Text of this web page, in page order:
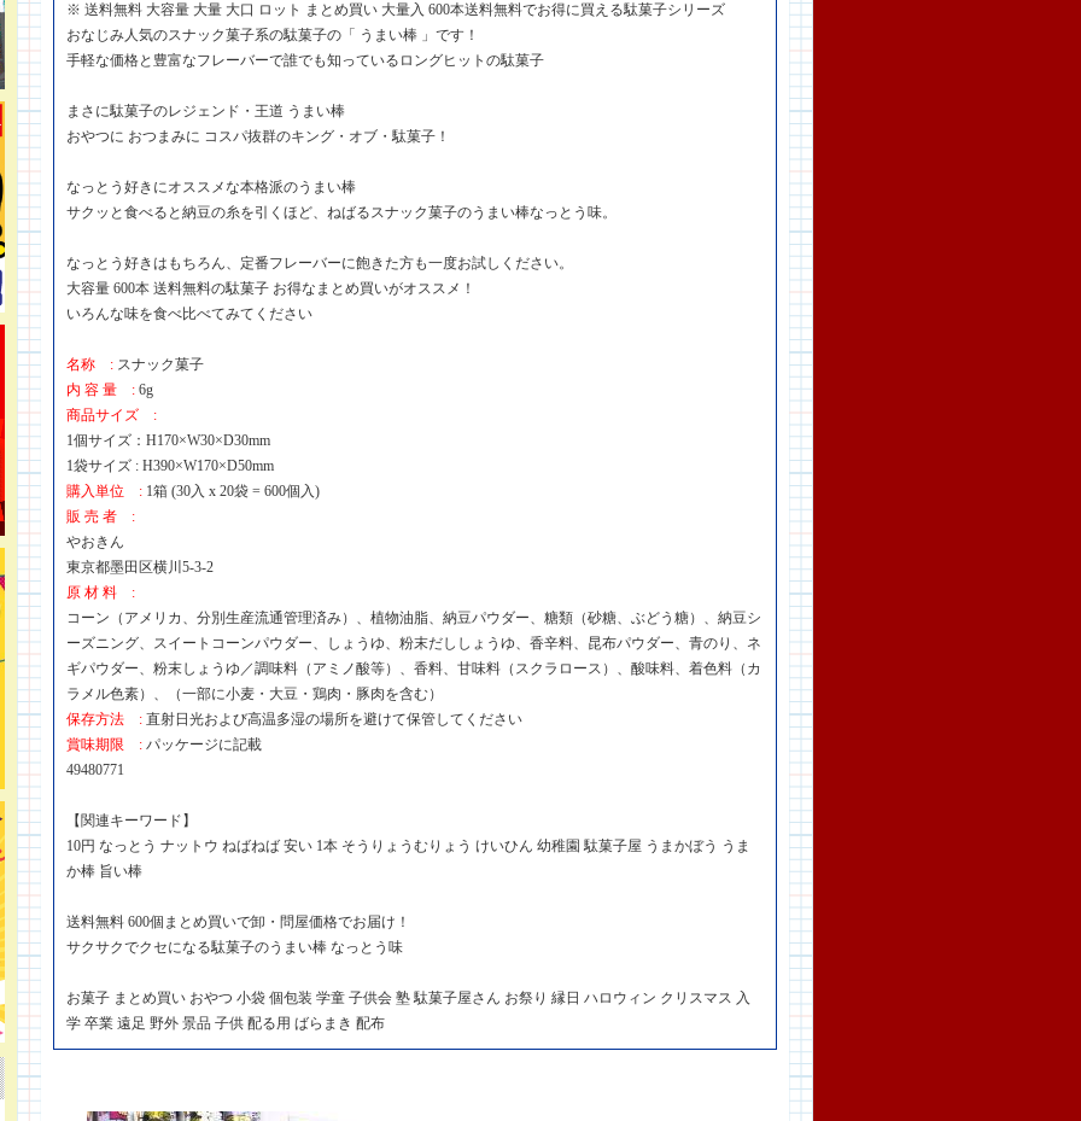
※ 送料無料 大容量 大量 大口 ロット まとめ買い 大量入 600本送料無料でお得に買える駄菓子シリーズ
おなじみ人気のスナック菓子系の駄菓子の「 うまい棒 」です！
手軽な価格と豊富なフレーバーで誰でも知っているロングヒットの駄菓子
まさに駄菓子のレジェンド・王道 うまい棒
おやつに おつまみに コスパ抜群のキング・オブ・駄菓子！
なっとう好きにオススメな本格派のうまい棒
サクッと食べると納豆の糸を引くほど、ねばるスナック菓子のうまい棒なっとう味。
なっとう好きはもちろん、定番フレーバーに飽きた方も一度お試しください。
大容量 600本 送料無料の駄菓子 お得なまとめ買いがオススメ！
いろんな味を食べ比べてみてください
名称 : スナック菓子
内 容 量 : 6g
商品サイズ :
1個サイズ：H170×W30×D30mm
1袋サイズ : H390×W170×D50mm
購入単位 : 1箱 (30入 x 20袋 = 600個入)
販 売 者 :
やおきん
東京都墨田区横川5-3-2
原 材 料 :
コーン（アメリカ、分別生産流通管理済み）、植物油脂、納豆パウダー、糖類（砂糖、ぶどう糖）、納豆シ
ーズニング、スイートコーンパウダー、しょうゆ、粉末だししょうゆ、香辛料、昆布パウダー、青のり、ネ
ギパウダー、粉末しょうゆ／調味料（アミノ酸等）、香料、甘味料（スクラロース）、酸味料、着色料（カ
ラメル色素）、（一部に小麦・大豆・鶏肉・豚肉を含む）
保存方法 : 直射日光および高温多湿の場所を避けて保管してください
賞味期限 : パッケージに記載
49480771
【関連キーワード】
10円 なっとう ナットウ ねばねば 安い 1本 そうりょうむりょう けいひん 幼稚園 駄菓子屋 うまかぼう うま
か棒 旨い棒
送料無料 600個まとめ買いで卸・問屋価格でお届け！
サクサクでクセになる駄菓子のうまい棒 なっとう味
お菓子 まとめ買い おやつ 小袋 個包装 学童 子供会 塾 駄菓子屋さん お祭り 縁日 ハロウィン クリスマス 入
学 卒業 遠足 野外 景品 子供 配る用 ばらまき 配布